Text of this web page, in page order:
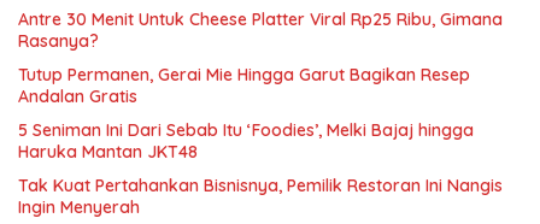
Antre 30 Menit Untuk Cheese Platter Viral Rp25 Ribu, Gimana
Rasanya?
Tutup Permanen, Gerai Mie Hingga Garut Bagikan Resep
Andalan Gratis
5 Seniman Ini Dari Sebab Itu ‘Foodies’, Melki Bajaj hingga
Haruka Mantan JKT48
Tak Kuat Pertahankan Bisnisnya, Pemilik Restoran Ini Nangis
Ingin Menyerah